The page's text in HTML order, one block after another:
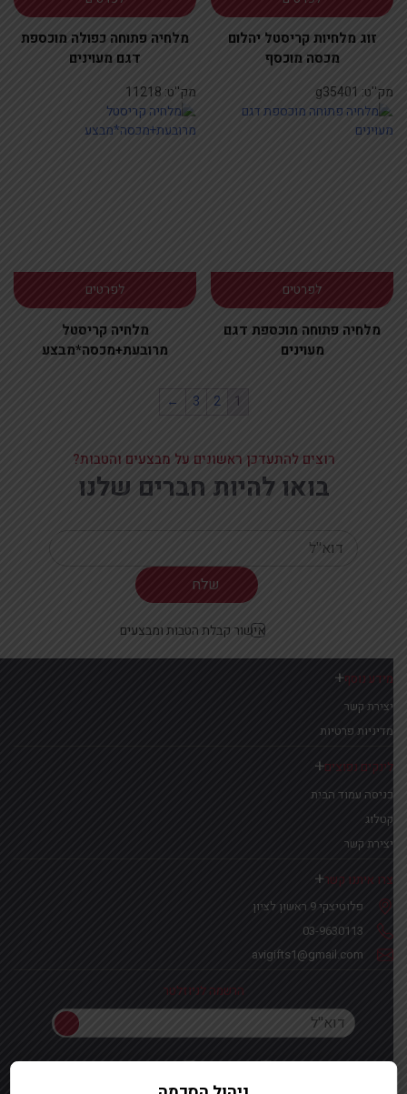
זוג מלחיות קריסטל יהלום
מכסה מוכסף
מלחיה פתוחה כפולה מוכספת
דגם מעוינים
מק''ט: g35401
לפרטים
מלחיה פתוחה מוכספת דגם
מעוינים
מק''ט: 11218
לפרטים
מלחיה קריסטל
מרובעת+מכסה*מבצע
1
2
3
←
רוצים להתעדכן ראשונים על מבצעים והטבות?
בואו להיות חברים שלנו
Your email
אישור קבלת הטבות ומבצעים
מידע נוסף
יצירת קשר
מדיניות פרטיות
לינקים נפוצים
כניסה עמוד הבית
קטלוג
יצירת קשר
צרו איתנו קשר
פלוטיצקי 9 ראשון לציון
03-9630113
avigifts1@gmail.com
הרשמה לניוזלטר